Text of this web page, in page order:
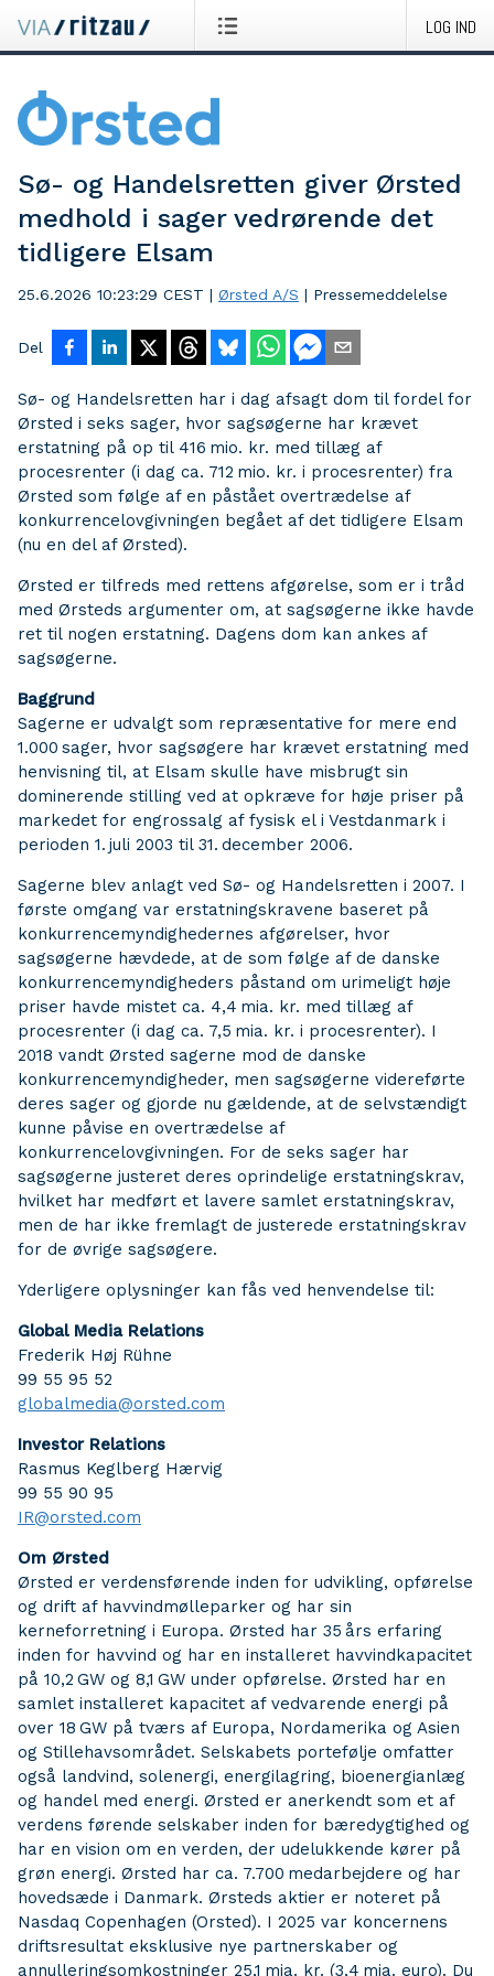
LOG IND
Sø- og Handelsretten giver Ørsted
medhold i sager vedrørende det
tidligere Elsam
25.6.2026 10:23:29 CEST | Ørsted A/S | Pressemeddelelse
Del
Sø- og Handelsretten har i dag afsagt dom til fordel for
Ørsted i seks sager, hvor sagsøgerne har krævet
erstatning på op til 416 mio. kr. med tillæg af
procesrenter (i dag ca. 712 mio. kr. i procesrenter) fra
Ørsted som følge af en påstået overtrædelse af
konkurrencelovgivningen begået af det tidligere Elsam
(nu en del af Ørsted).
Ørsted er tilfreds med rettens afgørelse, som er i tråd
med Ørsteds argumenter om, at sagsøgerne ikke havde
ret til nogen erstatning. Dagens dom kan ankes af
sagsøgerne.
Baggrund
Sagerne er udvalgt som repræsentative for mere end
1.000 sager, hvor sagsøgere har krævet erstatning med
henvisning til, at Elsam skulle have misbrugt sin
dominerende stilling ved at opkræve for høje priser på
markedet for engrossalg af fysisk el i Vestdanmark i
perioden 1. juli 2003 til 31. december 2006.
Sagerne blev anlagt ved Sø- og Handelsretten i 2007. I
første omgang var erstatningskravene baseret på
konkurrencemyndighedernes afgørelser, hvor
sagsøgerne hævdede, at de som følge af de danske
konkurrencemyndigheders påstand om urimeligt høje
priser havde mistet ca. 4,4 mia. kr. med tillæg af
procesrenter (i dag ca. 7,5 mia. kr. i procesrenter). I
2018 vandt Ørsted sagerne mod de danske
konkurrencemyndigheder, men sagsøgerne videreførte
deres sager og gjorde nu gældende, at de selvstændigt
kunne påvise en overtrædelse af
konkurrencelovgivningen. For de seks sager har
sagsøgerne justeret deres oprindelige erstatningskrav,
hvilket har medført et lavere samlet erstatningskrav,
men de har ikke fremlagt de justerede erstatningskrav
for de øvrige sagsøgere.
Yderligere oplysninger kan fås ved henvendelse til:
Global Media Relations
Frederik Høj Rühne
99 55 95 52
globalmedia@orsted.com
Investor Relations
Rasmus Keglberg Hærvig
99 55 90 95
IR@orsted.com
Om Ørsted
Ørsted er verdensførende inden for udvikling, opførelse
og drift af havvindmølleparker og har sin
kerneforretning i Europa. Ørsted har 35 års erfaring
inden for havvind og har en installeret havvindkapacitet
på 10,2 GW og 8,1 GW under opførelse. Ørsted har en
samlet installeret kapacitet af vedvarende energi på
over 18 GW på tværs af Europa, Nordamerika og Asien
og Stillehavsområdet. Selskabets portefølje omfatter
også landvind, solenergi, energilagring, bioenergianlæg
og handel med energi. Ørsted er anerkendt som et af
verdens førende selskaber inden for bæredygtighed og
har en vision om en verden, der udelukkende kører på
grøn energi. Ørsted har ca. 7.700 medarbejdere og har
hovedsæde i Danmark. Ørsteds aktier er noteret på
Nasdaq Copenhagen (Orsted). I 2025 var koncernens
driftsresultat eksklusive nye partnerskaber og
annulleringsomkostninger 25,1 mia. kr. (3,4 mia. euro). Du